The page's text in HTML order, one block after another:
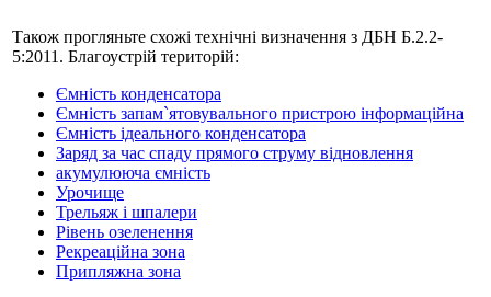
Також прогляньте схожі технічні визначення з ДБН Б.2.2-
5:2011. Благоустрій територій:
Ємність конденсатора
Ємність запам`ятовувального пристрою інформаційна
Ємність ідеального конденсатора
Заряд за час спаду прямого струму відновлення
акумулююча ємність
Урочище
Трельяж і шпалери
Рівень озеленення
Рекреаційна зона
Припляжна зона